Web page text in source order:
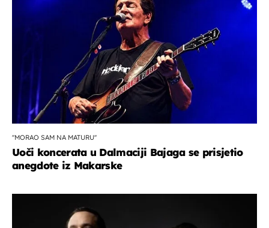
''MORAO SAM NA MATURU''
Uoči koncerata u Dalmaciji Bajaga se prisjetio
anegdote iz Makarske